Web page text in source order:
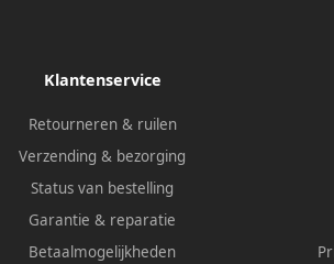
Klantenservice
Retourneren & ruilen
Verzending & bezorging
Status van bestelling
Garantie & reparatie
Betaalmogelijkheden